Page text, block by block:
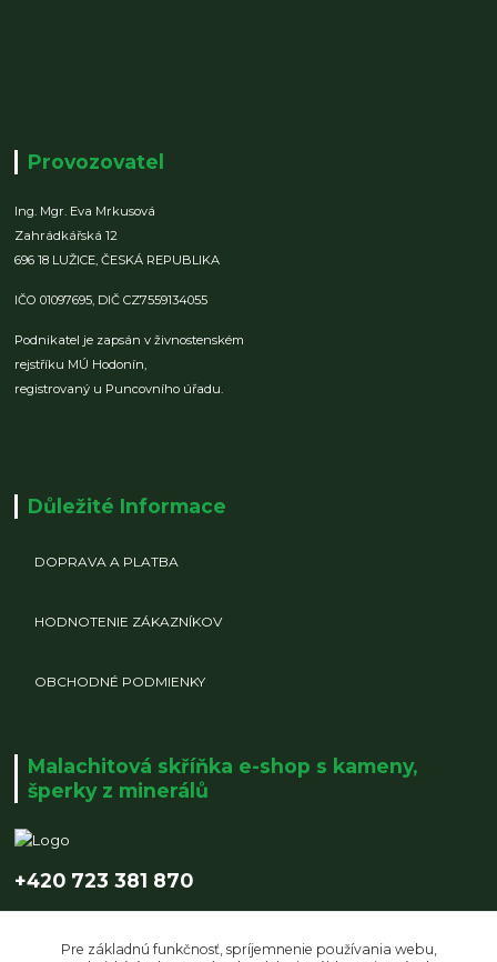
Provozovatel
Ing. Mgr. Eva Mrkusová
Zahrádkářská 12
696 18 LUŽICE,ČESKÁ REPUBLIKA
IČO 01097695, DIČ CZ7559134055
Podnikatel je zapsán v živnostenském
rejstříku MÚ Hodonín,
registrovaný u Puncovního úřadu.
Důležité Informace
DOPRAVA A PLATBA
HODNOTENIE ZÁKAZNÍKOV
OBCHODNÉ PODMIENKY
Malachitová skříňka e-shop s kameny,
šperky z minerálů
+420 723 381 870
Pre základnú funkčnosť, spríjemnenie používania webu,